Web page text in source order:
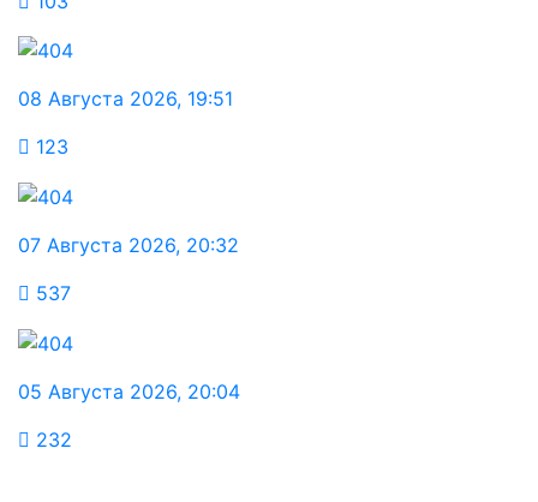
08 Августа 2026, 19:51
123
07 Августа 2026, 20:32
537
05 Августа 2026, 20:04
232